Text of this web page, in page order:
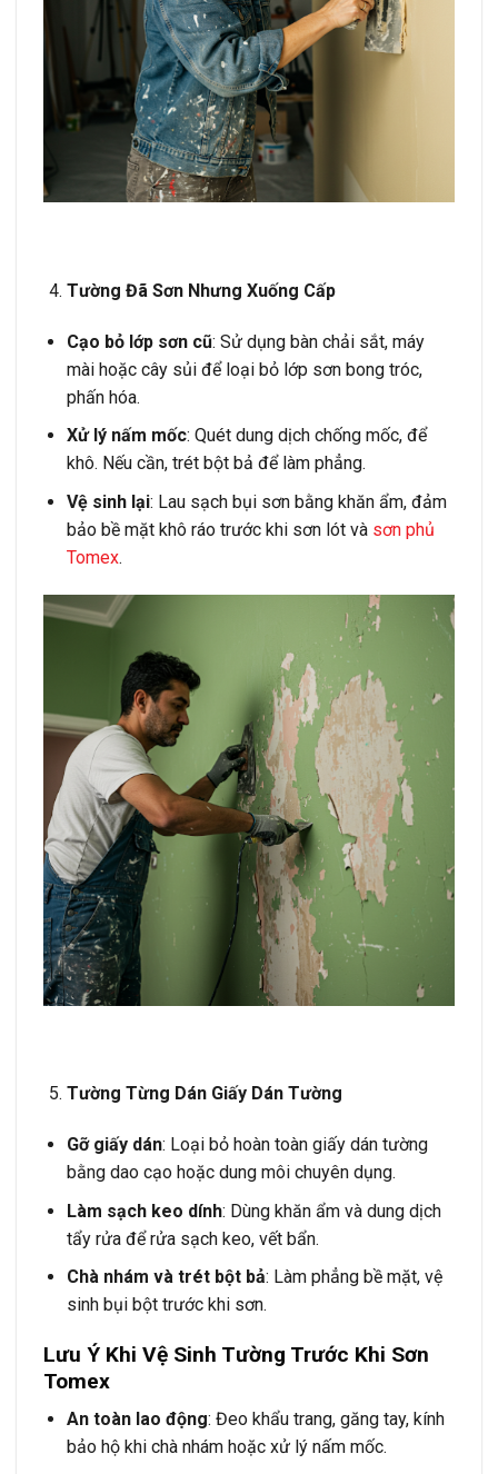
Tường Đã Sơn Nhưng Xuống Cấp
Cạo bỏ lớp sơn cũ: Sử dụng bàn chải sắt, máy
mài hoặc cây sủi để loại bỏ lớp sơn bong tróc,
phấn hóa.
Xử lý nấm mốc: Quét dung dịch chống mốc, để
khô. Nếu cần, trét bột bả để làm phẳng.
Vệ sinh lại: Lau sạch bụi sơn bằng khăn ẩm, đảm
bảo bề mặt khô ráo trước khi sơn lót và sơn phủ
Tomex.
Tường Từng Dán Giấy Dán Tường
Gỡ giấy dán: Loại bỏ hoàn toàn giấy dán tường
bằng dao cạo hoặc dung môi chuyên dụng.
Làm sạch keo dính: Dùng khăn ẩm và dung dịch
tẩy rửa để rửa sạch keo, vết bẩn.
Chà nhám và trét bột bả: Làm phẳng bề mặt, vệ
sinh bụi bột trước khi sơn.
Lưu Ý Khi Vệ Sinh Tường Trước Khi Sơn
Tomex
An toàn lao động: Đeo khẩu trang, găng tay, kính
bảo hộ khi chà nhám hoặc xử lý nấm mốc.